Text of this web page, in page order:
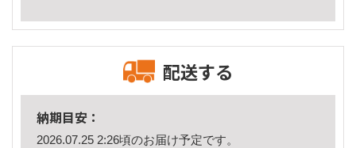
配送する
納期目安：
2026.07.25 2:26頃のお届け予定です。